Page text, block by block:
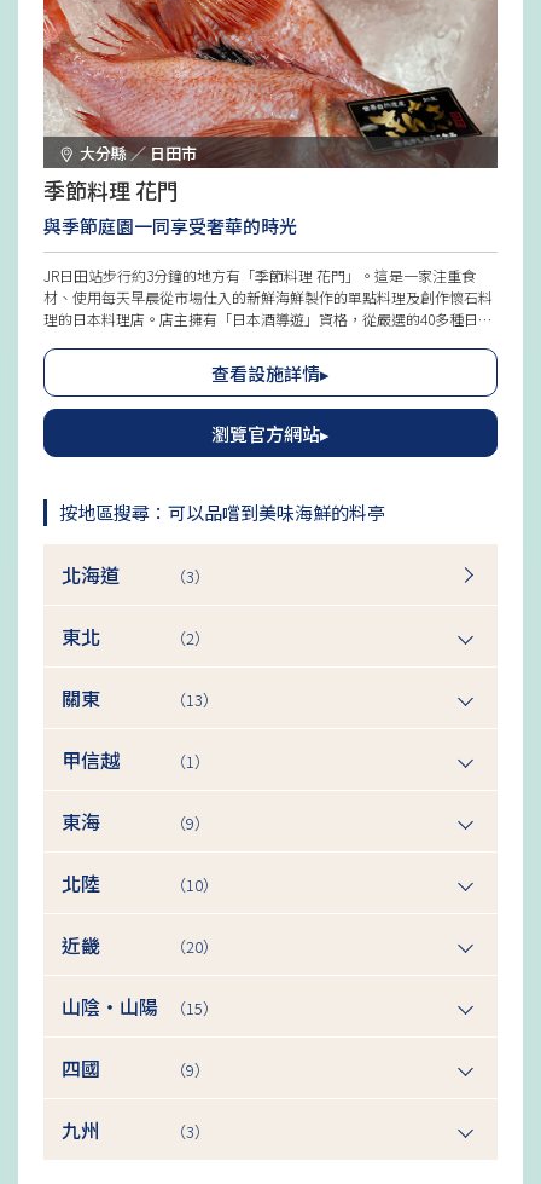
大分縣 ／ 日田市
季節料理 花門
與季節庭園一同享受奢華的時光
JR日田站步行約3分鐘的地方有「季節料理 花門」。這是一家注重食
材、使用每天早晨從市場仕入的新鮮海鮮製作的單點料理及創作懷石料
理的日本料理店。店主擁有「日本酒導遊」資格，從嚴選的40多種日本
當地大分縣日田杉木材，感受木頭的溫暖，並設有寬敞舒適的客房，推
薦家庭使用及重要聚餐。從窗戶可以眺望四季變換的美麗庭園，度過優
雅的時光。
查看設施詳情▸
瀏覽官方網站▸
按地區搜尋：可以品嚐到美味海鮮的料亭
北海道 （3）
東北 （2）
關東 （13）
甲信越 （1）
東海 （9）
北陸 （10）
近畿 （20）
山陰・山陽 （15）
四國 （9）
九州 （3）